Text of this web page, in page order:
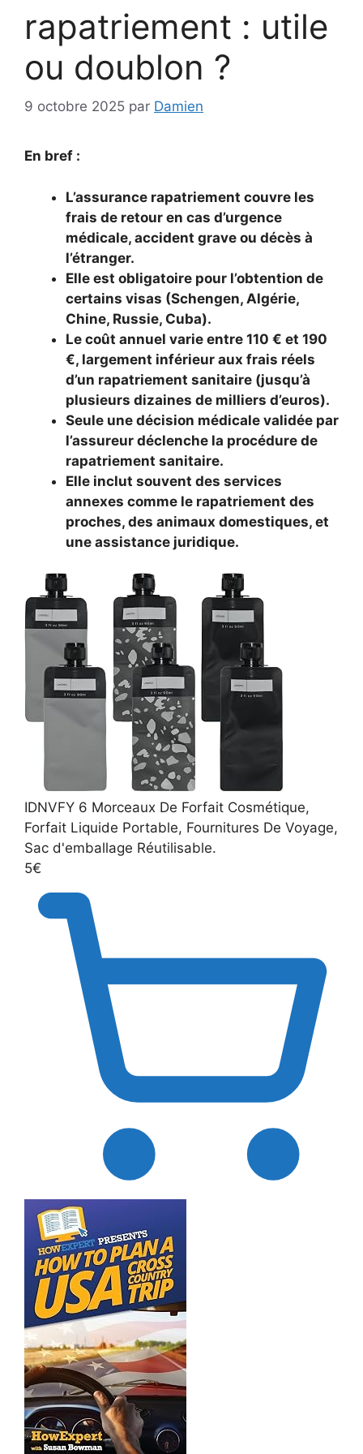
rapatriement : utile
ou doublon ?
9 octobre 2025 par Damien
En bref :
L’assurance rapatriement couvre les
frais de retour en cas d’urgence
médicale, accident grave ou décès à
l’étranger.
Elle est obligatoire pour l’obtention de
certains visas (Schengen, Algérie,
Chine, Russie, Cuba).
Le coût annuel varie entre 110 € et 190
€, largement inférieur aux frais réels
d’un rapatriement sanitaire (jusqu’à
plusieurs dizaines de milliers d’euros).
Seule une décision médicale validée par
l’assureur déclenche la procédure de
rapatriement sanitaire.
Elle inclut souvent des services
annexes comme le rapatriement des
proches, des animaux domestiques, et
une assistance juridique.
IDNVFY 6 Morceaux De Forfait Cosmétique,
Forfait Liquide Portable, Fournitures De Voyage,
Sac d'emballage Réutilisable.
5€